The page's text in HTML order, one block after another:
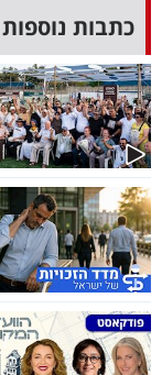
פודקאסט
40
UNDER
40
שיתופי
פעולה
דרושים
כתבות נוספות